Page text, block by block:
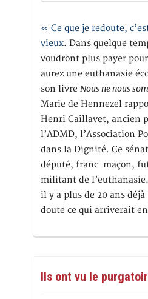
« Ce que je redoute,
vieux. Dans quelque
voudront plus payer
aurez une euthanasie
son livre Nous ne nous
Marie de Hennezel
Henri Caillavet, ancien
l’ADMD, l’Association
dans la Dignité. Ce
député, franc-maçon,
militant de
il y a plus de 20 ans
doute ce qui arriverait
Ils ont vu le